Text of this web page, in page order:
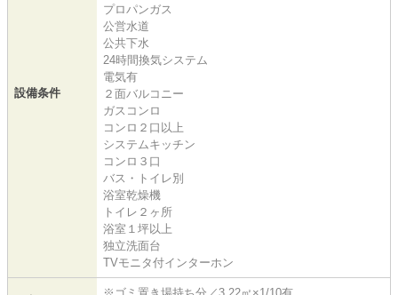
設備条件
プロパンガス
公営水道
公共下水
24時間換気システム
電気有
２面バルコニー
ガスコンロ
コンロ２口以上
システムキッチン
コンロ３口
バス・トイレ別
浴室乾燥機
トイレ２ヶ所
浴室１坪以上
独立洗面台
TVモニタ付インターホン